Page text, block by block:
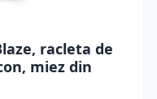
racleta de
miez din